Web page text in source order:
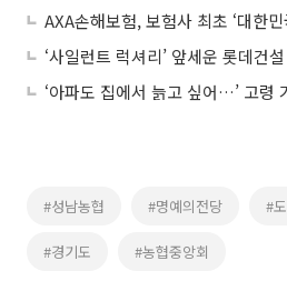
‘아파도 집에서 늙고 싶어…’ 고령
#성남농협 #명예의전당 #
#경기도 #농협중앙회